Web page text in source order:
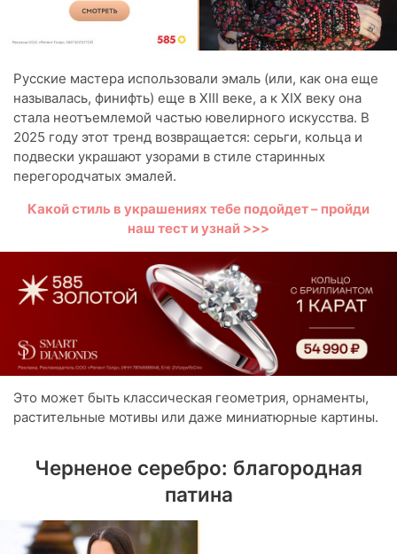
Русские мастера использовали эмаль (или, как она еще
называлась, финифть) еще в XIII веке, а к XIX веку она
стала неотъемлемой частью ювелирного искусства. В
2025 году этот тренд возвращается: серьги, кольца и
подвески украшают узорами в стиле старинных
перегородчатых эмалей.
Какой стиль в украшениях тебе подойдет – пройди
наш тест и узнай >>>
Это может быть классическая геометрия, орнаменты,
растительные мотивы или даже миниатюрные картины.
Черненое серебро: благородная
патина